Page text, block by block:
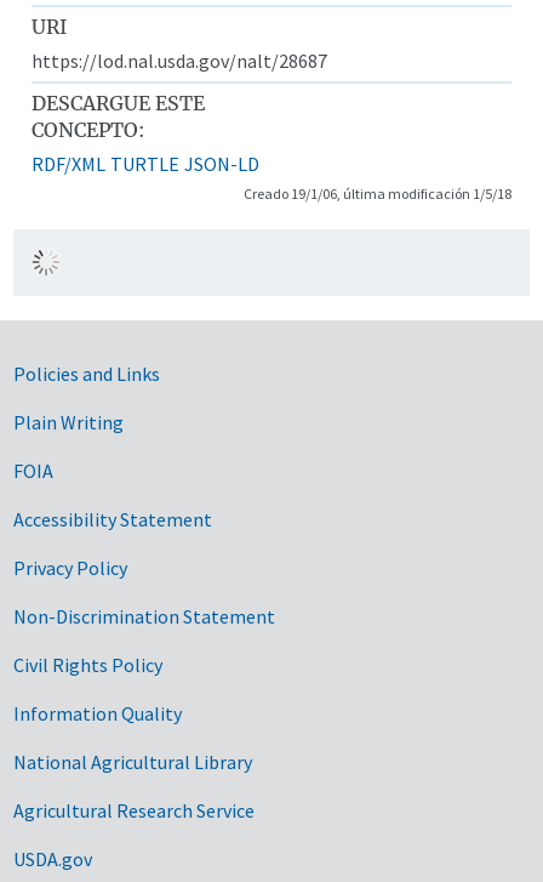
URI
https://lod.nal.usda.gov/nalt/28687
DESCARGUE ESTE
CONCEPTO:
RDF/XML TURTLE JSON-LD
Creado 19/1/06, última modificación 1/5/18
Government Links
Policies and Links
Plain Writing
FOIA
Accessibility Statement
Privacy Policy
Non-Discrimination Statement
Civil Rights Policy
Information Quality
National Agricultural Library
Agricultural Research Service
USDA.gov